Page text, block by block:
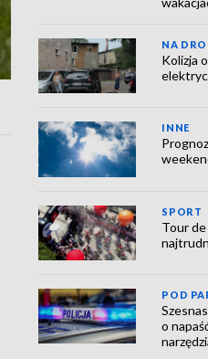
NA
Kolizja
INNE
SPORT
Tour
POD
o